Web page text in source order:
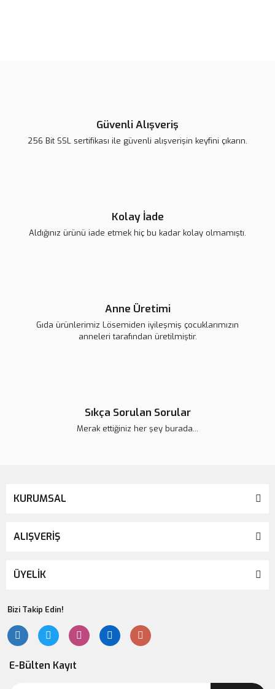
139,00 TL 139,00 TL 139,00 TL
Güvenli Alışveriş
256 Bit SSL sertifikası ile güvenli alışverişin keyfini çıkarın.
Kolay İade
Aldığınız ürünü iade etmek hiç bu kadar kolay olmamıştı.
Anne Üretimi
Gıda ürünlerimiz Lösemiden iyileşmiş çocuklarımızın
anneleri tarafından üretilmiştir.
Sıkça Sorulan Sorular
Merak ettiğiniz her şey burada...
KURUMSAL
ALIŞVERİŞ
ÜYELİK
Bizi Takip Edin!
E-Bülten Kayıt